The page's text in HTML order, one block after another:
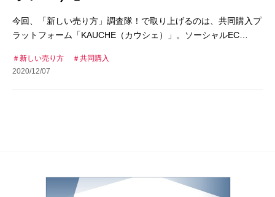
今回、「新しい売り方」調査隊！で取り上げるのは、共同購入プ
ラットフォーム「KAUCHE（カウシェ）」。ソーシャルEC…
新しい売り方
共同購入
2020/12/07